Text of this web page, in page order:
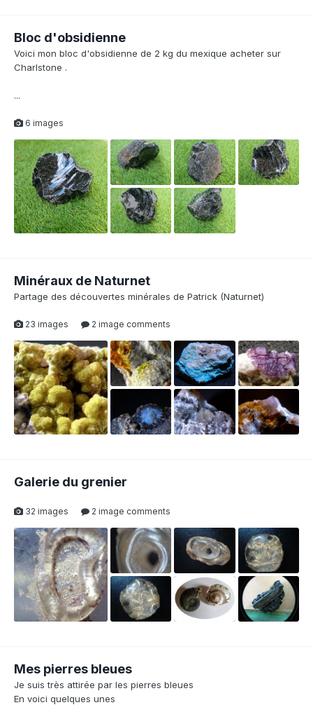
Bloc d'obsidienne
Voici mon bloc d'obsidienne de 2 kg du mexique acheter sur
Charlstone .
...
6 images
Minéraux de Naturnet
Partage des découvertes minérales de Patrick (Naturnet)
23 images 2 image comments
1 1
Galerie du grenier
32 images 2 image comments
Mes pierres bleues
Je suis très attirée par les pierres bleues
En voici quelques unes